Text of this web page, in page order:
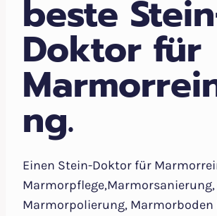
beste
Doktor für
ng.
Einen Stein-Doktor für
Marmorpflege,Marmorsanierung,
Marmorpolierung, Marmorboden